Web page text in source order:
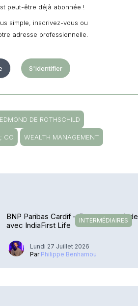
peut-être déjà abonnée !
simple, inscrivez-vous ou
adresse professionnelle.
S'identifier
EDMOND DE ROTHSCHILD
CO WEALTH MANAGEMENT
INTERMÉDIAIRES
BNP Paribas Cardif – De retour en Inde
avec IndiaFirst Life
Lundi 27 Juillet 2026
Par Philippe Benhamou